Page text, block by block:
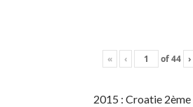
« ‹ of44 ›
2015 : Croatie